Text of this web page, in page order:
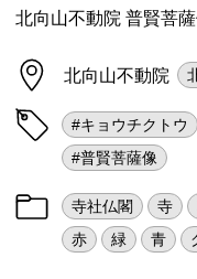
北向山不動院 普賢菩
北向山不動院
#キョウチクトウ
#普賢菩薩像
寺社仏閣 寺
赤
緑 青